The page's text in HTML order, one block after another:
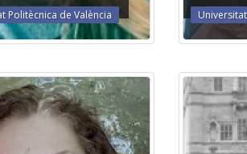
Politècnica de València